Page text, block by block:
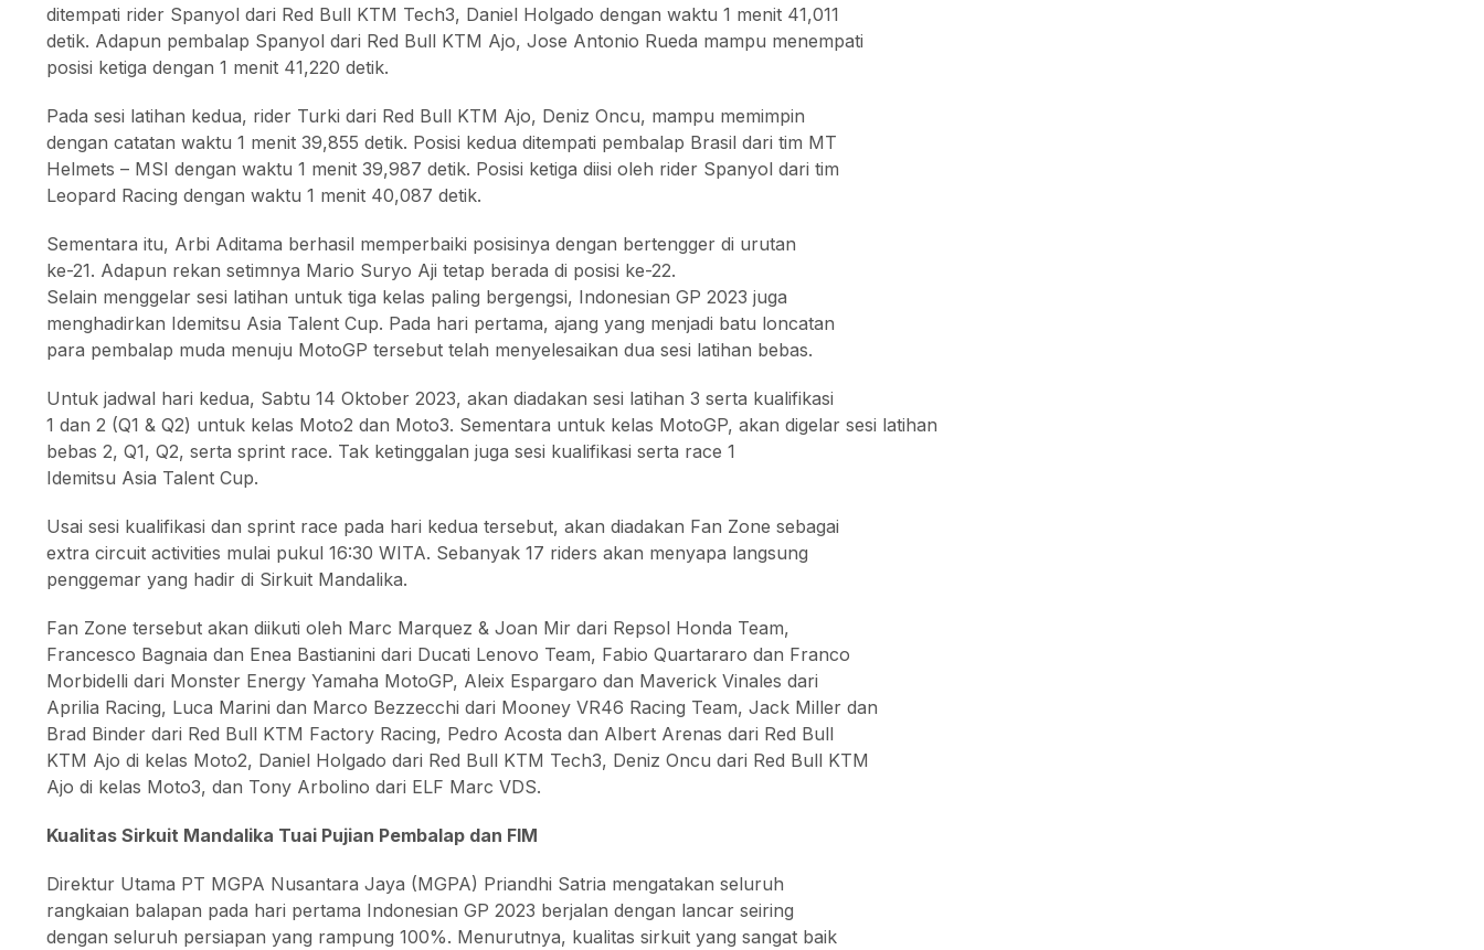
ditempati rider Spanyol dari Red Bull KTM Tech3, Daniel Holgado dengan waktu 1 menit 41,011
detik. Adapun pembalap Spanyol dari Red Bull KTM Ajo, Jose Antonio Rueda mampu menempati
posisi ketiga dengan 1 menit 41,220 detik.
Pada sesi latihan kedua, rider Turki dari Red Bull KTM Ajo, Deniz Oncu, mampu memimpin
dengan catatan waktu 1 menit 39,855 detik. Posisi kedua ditempati pembalap Brasil dari tim MT
Helmets – MSI dengan waktu 1 menit 39,987 detik. Posisi ketiga diisi oleh rider Spanyol dari tim
Leopard Racing dengan waktu 1 menit 40,087 detik.
Sementara itu, Arbi Aditama berhasil memperbaiki posisinya dengan bertengger di urutan
ke-21. Adapun rekan setimnya Mario Suryo Aji tetap berada di posisi ke-22.
Selain menggelar sesi latihan untuk tiga kelas paling bergengsi, Indonesian GP 2023 juga
menghadirkan Idemitsu Asia Talent Cup. Pada hari pertama, ajang yang menjadi batu loncatan
para pembalap muda menuju MotoGP tersebut telah menyelesaikan dua sesi latihan bebas.
Untuk jadwal hari kedua, Sabtu 14 Oktober 2023, akan diadakan sesi latihan 3 serta kualifikasi
1 dan 2 (Q1 & Q2) untuk kelas Moto2 dan Moto3. Sementara untuk kelas MotoGP, akan digelar sesi latihan
bebas 2, Q1, Q2, serta sprint race. Tak ketinggalan juga sesi kualifikasi serta race 1
Idemitsu Asia Talent Cup.
Usai sesi kualifikasi dan sprint race pada hari kedua tersebut, akan diadakan Fan Zone sebagai
extra circuit activities mulai pukul 16:30 WITA. Sebanyak 17 riders akan menyapa langsung
penggemar yang hadir di Sirkuit Mandalika.
Fan Zone tersebut akan diikuti oleh Marc Marquez & Joan Mir dari Repsol Honda Team,
Francesco Bagnaia dan Enea Bastianini dari Ducati Lenovo Team, Fabio Quartararo dan Franco
Morbidelli dari Monster Energy Yamaha MotoGP, Aleix Espargaro dan Maverick Vinales dari
Aprilia Racing, Luca Marini dan Marco Bezzecchi dari Mooney VR46 Racing Team, Jack Miller dan
Brad Binder dari Red Bull KTM Factory Racing, Pedro Acosta dan Albert Arenas dari Red Bull
KTM Ajo di kelas Moto2, Daniel Holgado dari Red Bull KTM Tech3, Deniz Oncu dari Red Bull KTM
Ajo di kelas Moto3, dan Tony Arbolino dari ELF Marc VDS.
Kualitas Sirkuit Mandalika Tuai Pujian Pembalap dan FIM
Direktur Utama PT MGPA Nusantara Jaya (MGPA) Priandhi Satria mengatakan seluruh
rangkaian balapan pada hari pertama Indonesian GP 2023 berjalan dengan lancar seiring
dengan seluruh persiapan yang rampung 100%. Menurutnya, kualitas sirkuit yang sangat baik